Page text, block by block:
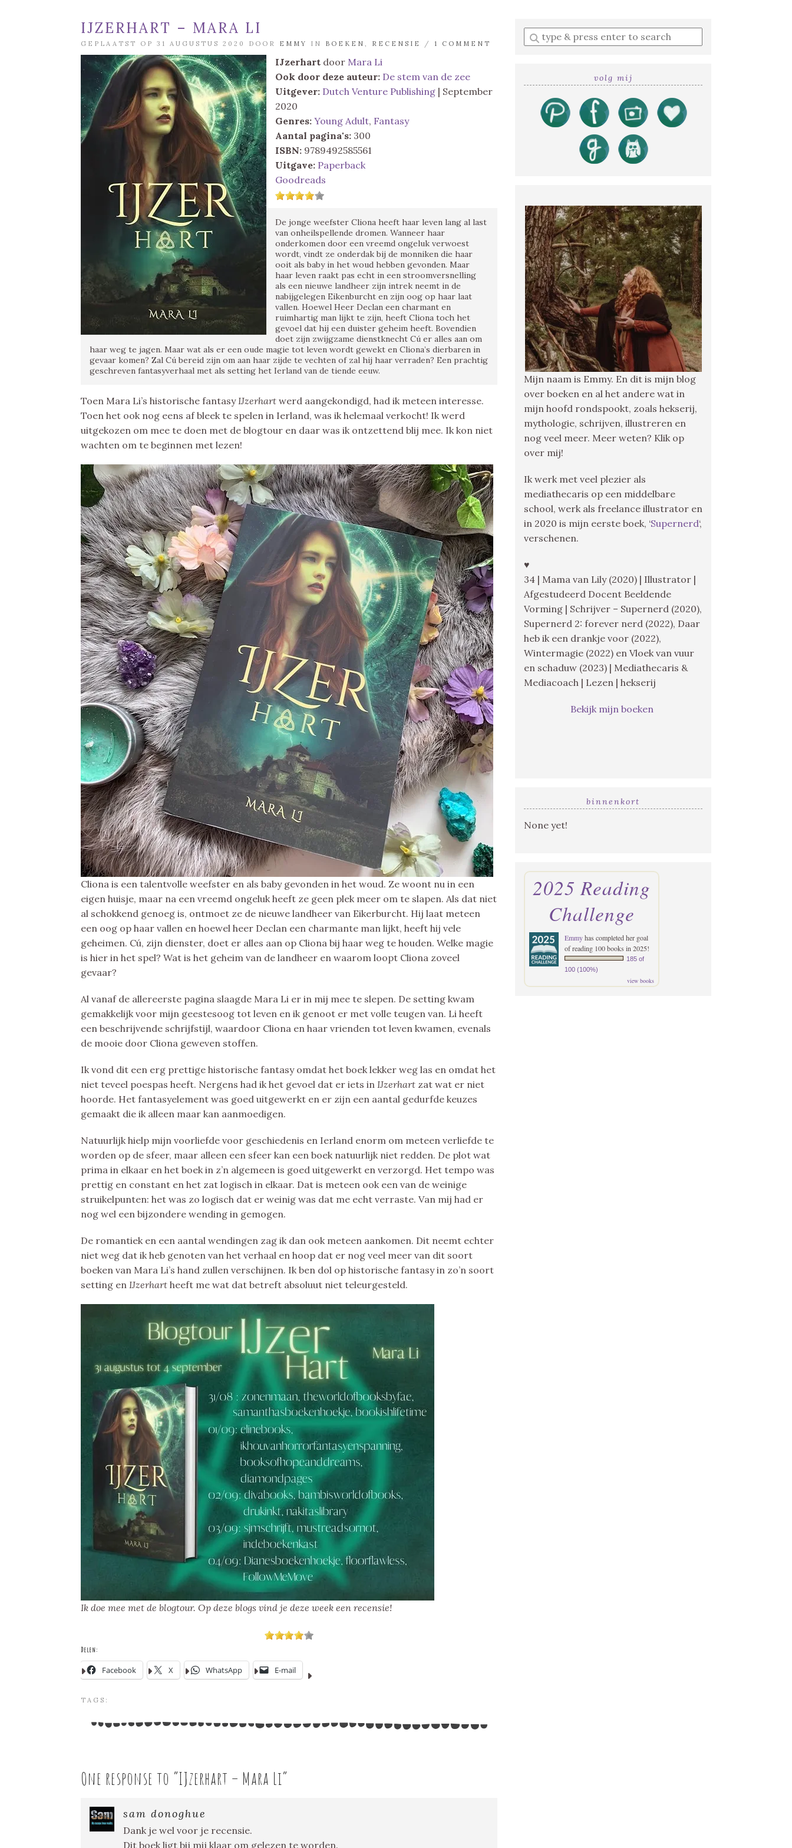
IJZERHART – MARA LI
GEPLAATST OP 31 AUGUSTUS 2020 DOOR EMMY IN BOEKEN , RECENSIE / 1 COMMENT
IJzerhart door Mara Li
Ook door deze auteur: De stem van de zee
Uitgever: Dutch Venture Publishing | September
2020
Genres: Young Adult, Fantasy
Aantal pagina's: 300
ISBN: 9789492585561
Uitgave: Paperback
Goodreads
De jonge weefster Cliona heeft haar leven lang al last
van onheilspellende dromen. Wanneer haar
onderkomen door een vreemd ongeluk verwoest
wordt, vindt ze onderdak bij de monniken die haar
ooit als baby in het woud hebben gevonden. Maar
haar leven raakt pas echt in een stroomversnelling
als een nieuwe landheer zijn intrek neemt in de
nabijgelegen Eikenburcht en zijn oog op haar laat
vallen. Hoewel Heer Declan een charmant en
ruimhartig man lijkt te zijn, heeft Cliona toch het
gevoel dat hij een duister geheim heeft. Bovendien
doet zijn zwijgzame dienstknecht Cú er alles aan om
haar weg te jagen. Maar wat als er een oude magie tot leven wordt gewekt en Cliona’s dierbaren in
gevaar komen? Zal Cú bereid zijn om aan haar zijde te vechten of zal hij haar verraden? Een prachtig
geschreven fantasyverhaal met als setting het Ierland van de tiende eeuw.
Toen Mara Li’s historische fantasyIJzerhart werd aangekondigd, had ik meteen interesse.
Toen het ook nog eens af bleek te spelen in Ierland, was ik helemaal verkocht! Ik werd
uitgekozen om mee te doen met de blogtour en daar was ik ontzettend blij mee. Ik kon niet
wachten om te beginnen met lezen!
Cliona is een talentvolle weefster en als baby gevonden in het woud. Ze woont nu in een
eigen huisje, maar na een vreemd ongeluk heeft ze geen plek meer om te slapen. Als dat niet
al schokkend genoeg is, ontmoet ze de nieuwe landheer van Eikerburcht. Hij laat meteen
een oog op haar vallen en hoewel heer Declan een charmante man lijkt, heeft hij vele
geheimen. Cú, zijn dienster, doet er alles aan op Cliona bij haar weg te houden. Welke magie
is hier in het spel? Wat is het geheim van de landheer en waarom loopt Cliona zoveel
gevaar?
Al vanaf de allereerste pagina slaagde Mara Li er in mij mee te slepen. De setting kwam
gemakkelijk voor mijn geestesoog tot leven en ik genoot er met volle teugen van. Li heeft
een beschrijvende schrijfstijl, waardoor Cliona en haar vrienden tot leven kwamen, evenals
de mooie door Cliona geweven stoffen.
Ik vond dit een erg prettige historische fantasy omdat het boek lekker weg las en omdat het
niet teveel poespas heeft. Nergens had ik het gevoel dat er iets in IJzerhart zat wat er niet
hoorde. Het fantasyelement was goed uitgewerkt en er zijn een aantal gedurfde keuzes
gemaakt die ik alleen maar kan aanmoedigen.
Natuurlijk hielp mijn voorliefde voor geschiedenis en Ierland enorm om meteen verliefde te
worden op de sfeer, maar alleen een sfeer kan een boek natuurlijk niet redden. De plot wat
prima in elkaar en het boek in z’n algemeen is goed uitgewerkt en verzorgd. Het tempo was
prettig en constant en het zat logisch in elkaar. Dat is meteen ook een van de weinige
struikelpunten: het was zo logisch dat er weinig was dat me echt verraste. Van mij had er
nog wel een bijzondere wending in gemogen.
De romantiek en een aantal wendingen zag ik dan ook meteen aankomen. Dit neemt echter
niet weg dat ik heb genoten van het verhaal en hoop dat er nog veel meer van dit soort
boeken van Mara Li’s hand zullen verschijnen. Ik ben dol op historische fantasy in zo’n soort
setting en IJzerhart heeft me wat dat betreft absoluut niet teleurgesteld.
Ik doe mee met de blogtour. Op deze blogs vind je deze week een recensie!
Delen:
Facebook X WhatsApp E-mail
TAGS:
One response to “IJzerhart – Mara Li”
sam donoghue
Dank je wel voor je recensie.
Dit boek ligt bij mij klaar om gelezen te worden.
Enter
a
volg mij
Mijn naam is Emmy. En dit is mijn blog
over boeken en al het andere wat in
mijn hoofd rondspookt, zoals hekserij,
mythologie, schrijven, illustreren en
nog veel meer. Meer weten? Klik op
over mij!
Ik werk met veel plezier als
mediathecaris op een middelbare
school, werk als freelance illustrator en
in 2020 is mijn eerste boek, ‘Supernerd‘,
verschenen.
♥
34 | Mama van Lily (2020) | Illustrator |
Afgestudeerd Docent Beeldende
Vorming | Schrijver – Supernerd (2020),
Supernerd 2: forever nerd (2022), Daar
heb ik een drankje voor (2022),
Wintermagie (2022) en Vloek van vuur
en schaduw (2023) | Mediathecaris &
Mediacoach | Lezen | hekserij
Bekijk mijn boeken
binnenkort
None yet!
2025 Reading
Challenge
Emmyhas completed her goal
of reading 100 books in 2025!
185 of
100 (100%)
view books